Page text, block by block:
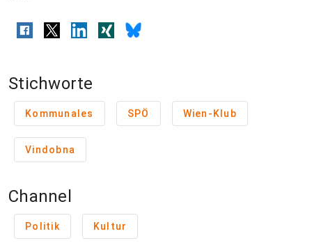
Stichworte
Kommunales SPÖ Wien-Klub
Vindobna
Channel
Politik Kultur